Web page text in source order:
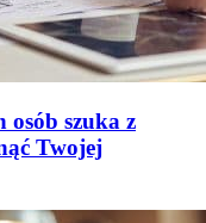
osób szuka z
Twojej